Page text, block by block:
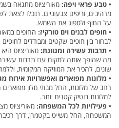
• טבע פראי ויפה: מאוריציוס מתגאה
מרהיבים, וריפים צבעוניים. תוכלו לצאת
על החוף ולספוג את השמש.
• חופים לבנים וים טורקיז: החופים
לבחור בין חופים שקטים ומבודדים לחופים
• תרבות עשירה ומגוונת: מאוריציוס
מה שהופך אותה למקום עם תרבות עשירה
שונים, להכיר את המוזיקה המקומית,
• מלונות מפוארים ואפשרויות אירוח
רחב של מלונות, החל מבתי מלון
למלונות בוטיק קטנים יותר.
• פעילויות לכל המשפחה: מאוריציוס
המשפחה, החל משייט בקטמרן, דרך